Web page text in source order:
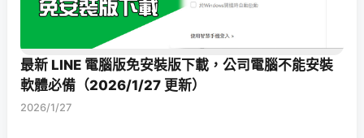
最新 LINE 電腦版免安裝版下載，公司電腦不能安裝
軟體必備（2026/1/27 更新）
2026/1/27